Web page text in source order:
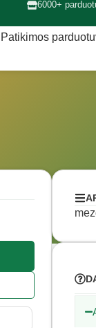
6000+
Patikimos